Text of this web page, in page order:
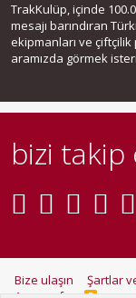
TrakKulüp, içinde
mesajı barındıran
ekipmanları ve çiftçilik
aramızda görmek
bizi takip
Bize ulaşın Şartlar